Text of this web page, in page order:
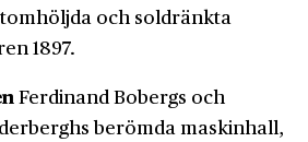
och soldränkta
1897.
Ferdinand Bobergs och
berömda maskinhall,